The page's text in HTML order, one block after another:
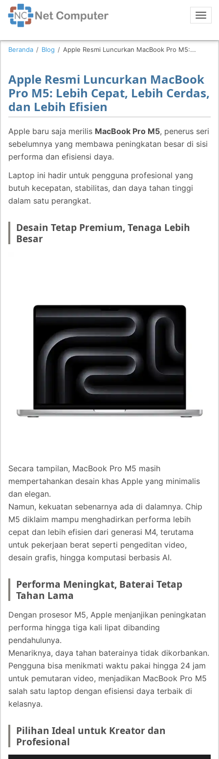
Beranda / Blog / Apple Resmi Luncurkan MacBook Pro M5:...
Apple Resmi Luncurkan MacBook
Pro M5: Lebih Cepat, Lebih Cerdas,
dan Lebih Efisien
Apple baru saja merilis MacBook Pro M5, penerus seri
sebelumnya yang membawa peningkatan besar di sisi
performa dan efisiensi daya.
Laptop ini hadir untuk pengguna profesional yang
butuh kecepatan, stabilitas, dan daya tahan tinggi
dalam satu perangkat.
Desain Tetap Premium, Tenaga Lebih
Besar
Secara tampilan, MacBook Pro M5 masih
mempertahankan desain khas Apple yang minimalis
dan elegan.
Namun, kekuatan sebenarnya ada di dalamnya. Chip
M5 diklaim mampu menghadirkan performa lebih
cepat dan lebih efisien dari generasi M4, terutama
untuk pekerjaan berat seperti pengeditan video,
desain grafis, hingga komputasi berbasis AI.
Performa Meningkat, Baterai Tetap
Tahan Lama
Dengan prosesor M5, Apple menjanjikan peningkatan
performa hingga tiga kali lipat dibanding
pendahulunya.
Menariknya, daya tahan baterainya tidak dikorbankan.
Pengguna bisa menikmati waktu pakai hingga 24 jam
untuk pemutaran video, menjadikan MacBook Pro M5
salah satu laptop dengan efisiensi daya terbaik di
kelasnya.
Pilihan Ideal untuk Kreator dan
Profesional